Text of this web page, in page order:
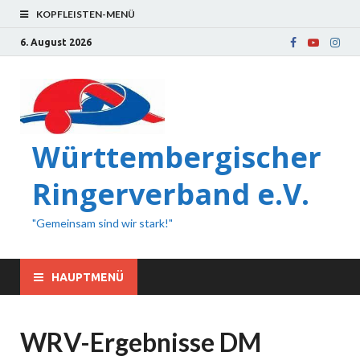
KOPFLEISTEN-MENÜ
6. August 2026
Württembergischer
Ringerverband e.V.
"Gemeinsam sind wir stark!"
HAUPTMENÜ
WRV-Ergebnisse DM